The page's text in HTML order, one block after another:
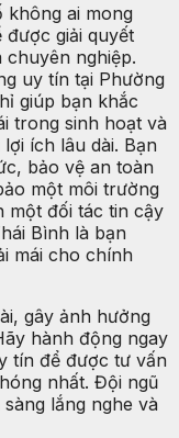
không ai mong
giải quyết
nghiệp.
uy tín tại Phường
giúp bạn khắc
trong sinh hoạt và
ích lâu dài. Bạn
bảo vệ an toàn
một môi trường
một đối tác tin cậy
Bình là bạn
mái cho chính
gây ảnh hưởng
hành động ngay
tín để được tư vấn
nhất. Đội ngũ
lắng nghe và